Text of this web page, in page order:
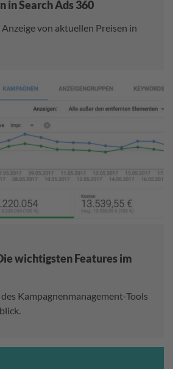
in Search Ads 360
von aktuellen Preisen in
wichtigsten Features im
Kampagnenmanagement-Tools